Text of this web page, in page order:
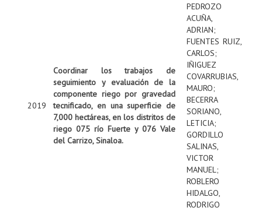
2019
Coordinar los trabajos de
seguimiento y evaluación de la
componente riego por gravedad
tecnificado, en una superficie de
7,000 hectáreas, en los distritos de
riego 075 río Fuerte y 076 Vale
del Carrizo, Sinaloa.
PEDROZO
ACUÑA,
ADRIAN;
FUENTES RUIZ,
CARLOS;
IÑIGUEZ
COVARRUBIAS,
MAURO;
BECERRA
SORIANO,
LETICIA;
GORDILLO
SALINAS,
VICTOR
MANUEL;
ROBLERO
HIDALGO,
RODRIGO